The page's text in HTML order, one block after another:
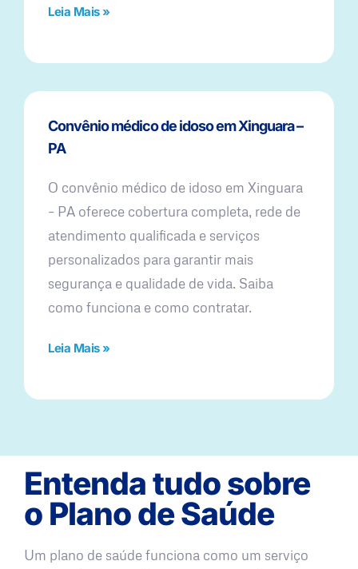
Leia Mais »
Convênio médico de idoso em Xinguara –
PA
O convênio médico de idoso em Xinguara
– PA oferece cobertura completa, rede de
atendimento qualificada e serviços
personalizados para garantir mais
segurança e qualidade de vida. Saiba
como funciona e como contratar.
Leia Mais »
Entenda tudo sobre
o Plano de Saúde
Um plano de saúde funciona como um serviço